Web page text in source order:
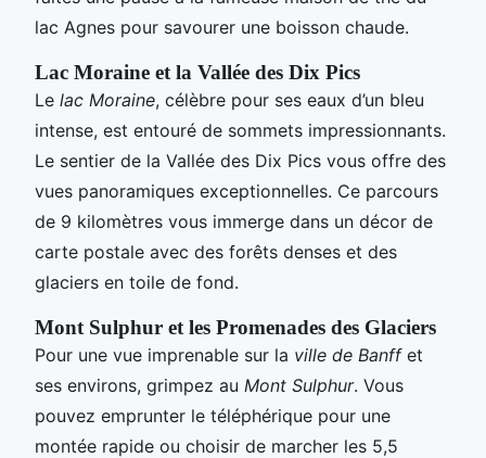
lac Agnes pour savourer une boisson chaude.
Lac Moraine et la Vallée des Dix Pics
Le lac Moraine, célèbre pour ses eaux d’un bleu
intense, est entouré de sommets impressionnants.
Le sentier de la Vallée des Dix Pics vous offre des
vues panoramiques exceptionnelles. Ce parcours
de 9 kilomètres vous immerge dans un décor de
carte postale avec des forêts denses et des
glaciers en toile de fond.
Mont Sulphur et les Promenades des Glaciers
Pour une vue imprenable sur la ville de Banffet
ses environs, grimpez au Mont Sulphur. Vous
pouvez emprunter le téléphérique pour une
montée rapide ou choisir de marcher les 5,5